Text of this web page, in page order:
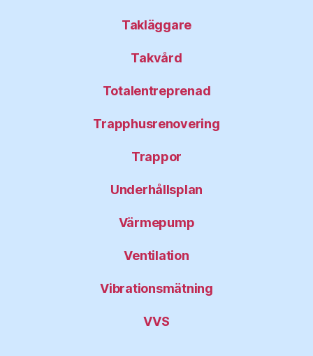
Takläggare
Takvård
Totalentreprenad
Trapphusrenovering
Trappor
Underhållsplan
Värmepump
Ventilation
Vibrationsmätning
VVS